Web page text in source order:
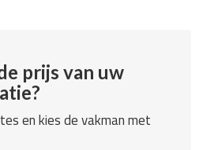
prijs van uw
en kies de vakman met